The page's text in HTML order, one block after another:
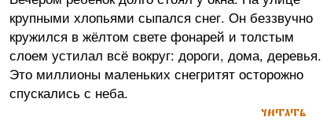
крупными хлопьями сыпался снег. Он беззвучно
кружился в жёлтом свете фонарей и толстым
слоем устилал всё вокруг: дороги, дома, деревья.
Это миллионы маленьких снегритят осторожно
спускались с неба.
читать